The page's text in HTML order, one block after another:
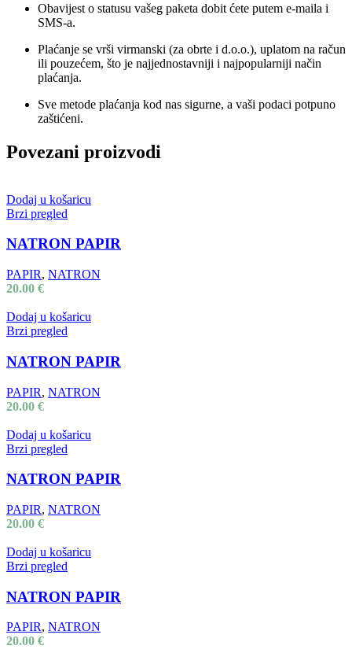
Obavijest o statusu vašeg paketa dobit ćete putem e-maila i
SMS-a.
Plaćanje se vrši virmanski (za obrte i d.o.o.), uplatom na račun
ili pouzećem, što je najjednostavniji i najpopularniji način
plaćanja.
Sve metode plaćanja kod nas sigurne, a vaši podaci potpuno
zaštićeni.
Povezani proizvodi
Dodaj u košaricu
Brzi pregled
NATRON PAPIR
PAPIR, NATRON
20.00 €
Dodaj u košaricu
Brzi pregled
NATRON PAPIR
PAPIR, NATRON
20.00 €
Dodaj u košaricu
Brzi pregled
NATRON PAPIR
PAPIR, NATRON
20.00 €
Dodaj u košaricu
Brzi pregled
NATRON PAPIR
PAPIR, NATRON
20.00 €